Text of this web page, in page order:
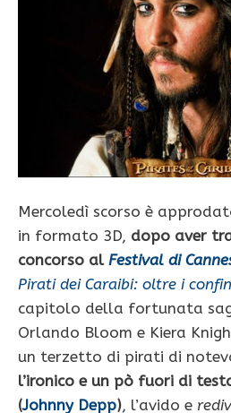
Mercoledì scorso è
in formato 3D, dopo aver
concorso al Festival di
Pirati dei Caraibi: oltre i
capitolo della fortunata
Orlando Bloom e Kiera
un terzetto di pirati di
l’ironico e un pò fuori di
(Johnny Depp), l’avido e